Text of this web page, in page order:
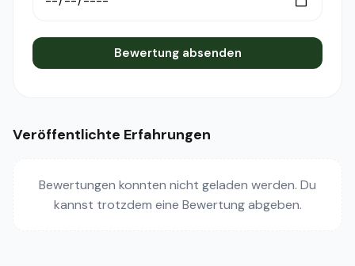
Bewertung absenden
Veröffentlichte Erfahrungen
Bewertungen konnten nicht geladen werden. Du
kannst trotzdem eine Bewertung abgeben.